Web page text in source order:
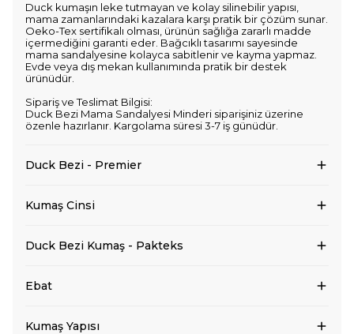
Duck kumaşın leke tutmayan ve kolay silinebilir yapısı,
mama zamanlarındaki kazalara karşı pratik bir çözüm sunar.
Oeko-Tex sertifikalı olması, ürünün sağlığa zararlı madde
içermediğini garanti eder. Bağcıklı tasarımı sayesinde
mama sandalyesine kolayca sabitlenir ve kayma yapmaz.
Evde veya dış mekan kullanımında pratik bir destek
ürünüdür.
Sipariş ve Teslimat Bilgisi:
Duck Bezi Mama Sandalyesi Minderi siparişiniz üzerine
özenle hazırlanır. Kargolama süresi 3-7 iş günüdür.
Duck Bezi - Premier
Kumaş Cinsi
Duck Bezi Kumaş - Pakteks
Ebat
Kumaş Yapısı